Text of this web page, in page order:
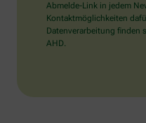
Abmelde-Link in jedem
Kontaktmöglichkeiten
Datenverarbeitung finden
AHD.